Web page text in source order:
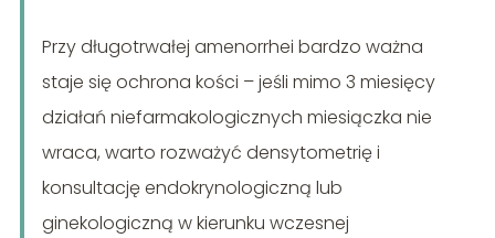
Przy długotrwałej amenorrhei bardzo ważna
staje się ochrona kości – jeśli mimo 3 miesięcy
działań niefarmakologicznych miesiączka nie
wraca, warto rozważyć densytometrię i
konsultację endokrynologiczną lub
ginekologiczną w kierunku wczesnej